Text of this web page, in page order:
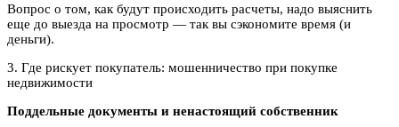
Вопрос о том, как будут происходить расчеты, надо выяснить
еще до выезда на просмотр — так вы сэкономите время (и
деньги).
3. Где рискует покупатель: мошенничество при покупке
недвижимости
Поддельные документы и ненастоящий собственник